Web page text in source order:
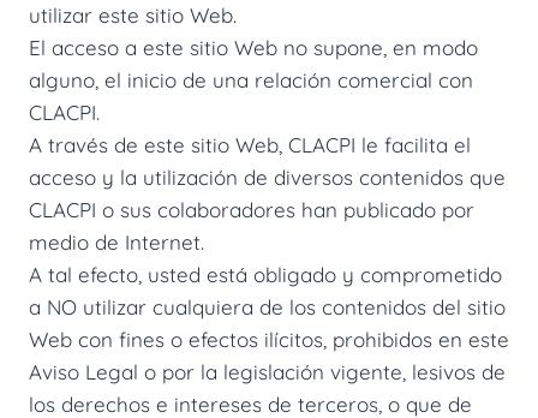
utilizar este sitio Web.
El acceso a este sitio Web no supone, en modo
alguno, el inicio de una relación comercial con
CLACPI.
A través de este sitio Web, CLACPI le facilita el
acceso y la utilización de diversos contenidos que
CLACPI o sus colaboradores han publicado por
medio de Internet.
A tal efecto, usted está obligado y comprometido
a NO utilizar cualquiera de los contenidos del sitio
Web con fines o efectos ilícitos, prohibidos en este
Aviso Legal o por la legislación vigente, lesivos de
los derechos e intereses de terceros, o que de